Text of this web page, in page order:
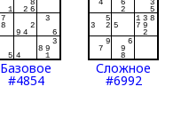
Базовое
#4854
Сложное
#6992